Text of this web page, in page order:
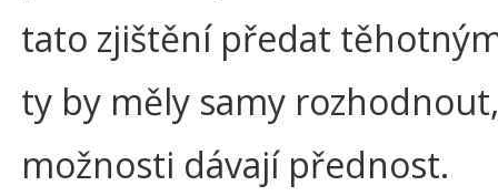
tato zjištění předat
ty by měly samy
možnosti dávají přednost.